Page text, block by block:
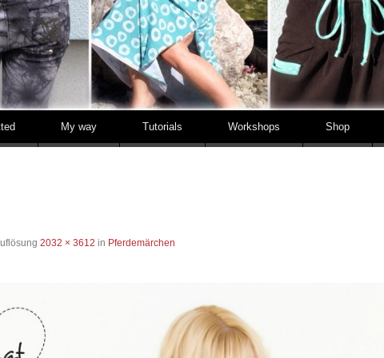
My way Tutorials Workshops Shop
2032 × 3612 in Pferdemärchen